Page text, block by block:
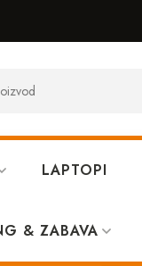
LAPTOPI
& ZABAVA